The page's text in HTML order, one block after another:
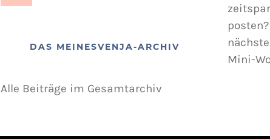
DAS MEINESVENJA-ARCHIV
Alle Beiträge im Gesamtarchiv
Mini-